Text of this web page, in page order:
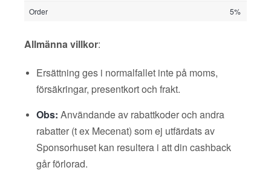
Order 5%
Allmänna villkor:
Ersättning ges i normalfallet inte på moms,
försäkringar, presentkort och frakt.
Obs: Användande av rabattkoder och andra
rabatter (t ex Mecenat) som ej utfärdats av
Sponsorhuset kan resultera i att din cashback
går förlorad.